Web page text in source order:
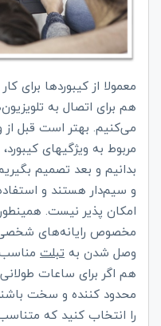
معمولا از کیبوردها برای
هم برای اتصال به
می‌کنیم. بهتر است قبل از
مربوط به ویژگیهای
بدانیم و بعد تصمیم
و سیم‌دار هستند و
امکان پذیر نیست.
مخصوص رایانه‌های
وصل شدن بهتبلت
هم اگر برای ساعات طولانی
محدود کننده و سخت
را انتخاب کنید که